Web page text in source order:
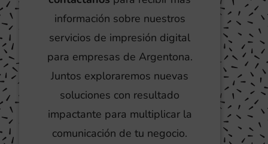
información sobre nuestros
servicios de impresión digital
para empresas de Argentona.
Juntos exploraremos nuevas
soluciones con resultado
impactante para multiplicar la
comunicación de tu negocio.